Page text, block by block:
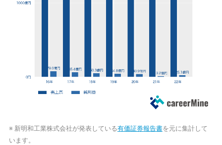
※ 新明和工業株式会社が発表している有価証券報告書を元に集計して
います。